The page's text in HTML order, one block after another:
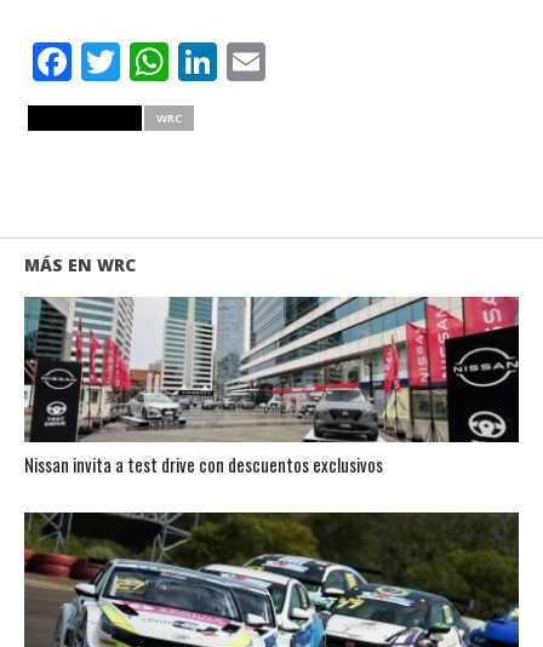
Facebook
Twitter
WhatsApp
LinkedIn
Email
WRC
MÁS EN WRC
Nissan invita a test drive con descuentos exclusivos